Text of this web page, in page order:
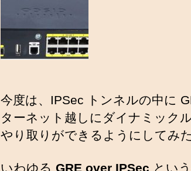
今度は、IPSec トンネルの中に
ターネット越しにダイナミック
やり取りができるようにしてみ
いわゆる GRE over IPSec とい